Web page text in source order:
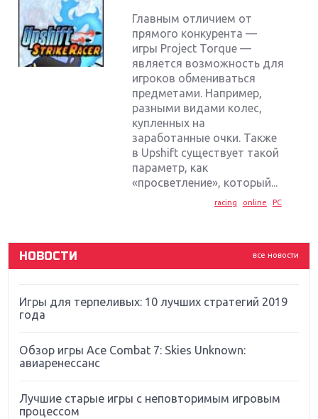
Главным отличием от
прямого конкурента —
игры Project Torque —
является возможность для
игроков обмениваться
предметами. Например,
разными видами колес,
купленных на
заработанные очки. Также
в Upshift существует такой
параметр, как
«просветление», который...
racing online PC
все новости
НОВОСТИ
Крупнейшие релизы мая: Nintendo, Microsoft и
Новинки для Nintendo Switch: Labo, South Park и
Far Cry 5: хвалить нельзя ругать
Игры для терпеливых: 10 лучших стратегий 2019
года
Обзор игры Ace Combat 7: Skies Unknown:
авиаренессанс
Лучшие старые игры с неповторимым игровым
процессом